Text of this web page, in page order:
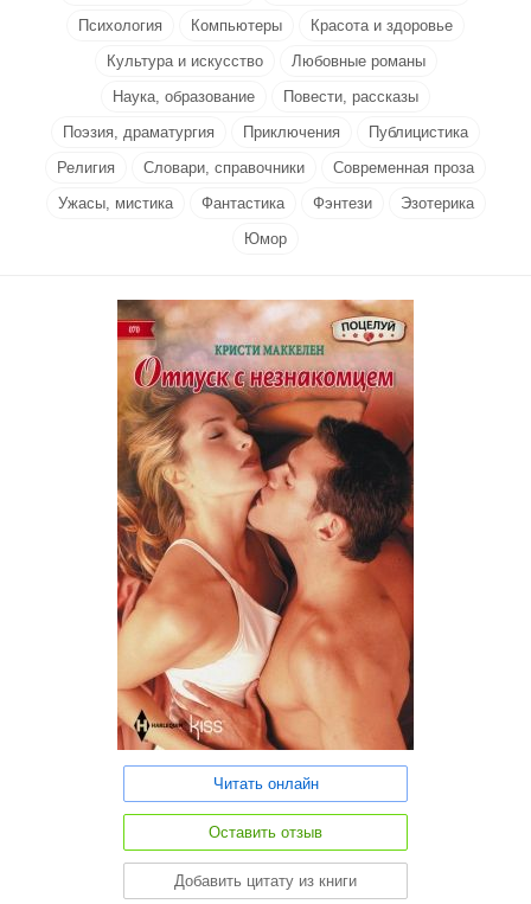
Психология
Компьютеры
Красота и здоровье
Культура и искусство
Любовные романы
Наука, образование
Повести, рассказы
Поэзия, драматургия
Приключения
Публицистика
Религия
Словари, справочники
Современная проза
Ужасы, мистика
Фантастика Фэнтези
Эзотерика
Юмор
Читать онлайн
Оставить отзыв
Добавить цитату из книги